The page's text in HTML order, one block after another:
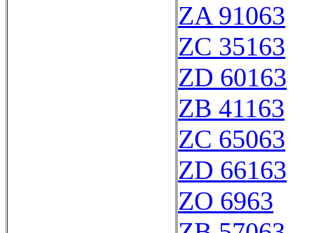
ZA 91063
ZC 35163
ZD 60163
ZB 41163
ZC 65063
ZD 66163
ZO 6963